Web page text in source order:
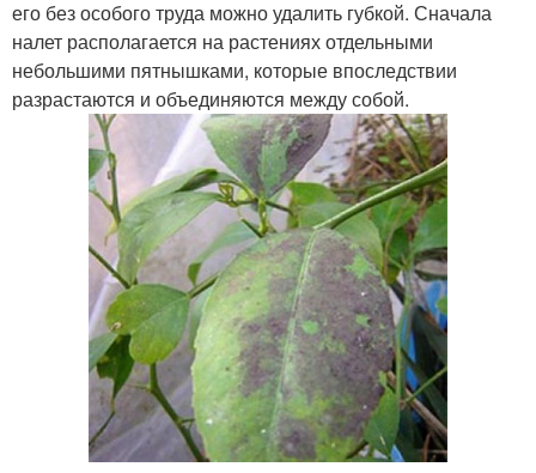
его без особого труда можно удалить губкой. Сначала
налет располагается на растениях отдельными
небольшими пятнышками, которые впоследствии
разрастаются и объединяются между собой.